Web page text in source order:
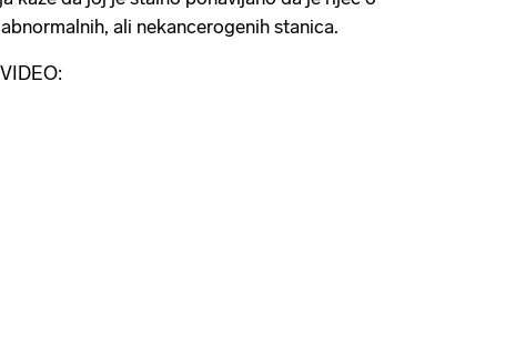
ali nekancerogenih stanica.